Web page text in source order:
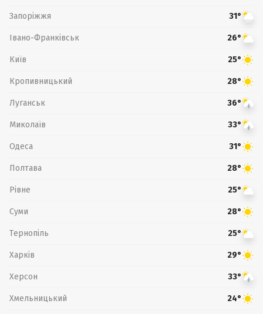
Запоріжжя 31°
Івано-Франківськ 26°
Київ 25°
Кропивницький 28°
Луганськ 36°
Миколаїв 33°
Одеса 31°
Полтава 28°
Рівне 25°
Суми 28°
Тернопіль 25°
Харків 29°
Херсон 33°
Хмельницький 24°